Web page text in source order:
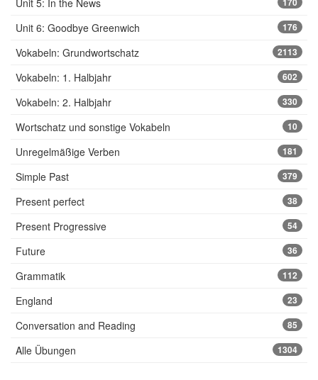
Unit 5: In the News
Unit 6: Goodbye Greenwich 176
Vokabeln: Grundwortschatz 2113
Vokabeln: 1. Halbjahr 602
Vokabeln: 2. Halbjahr 330
Wortschatz und sonstige Vokabeln 10
Unregelmäßige Verben 181
Simple Past 379
Present perfect 38
Present Progressive 54
Future 36
Grammatik 112
England 23
Conversation and Reading 85
Alle Übungen 1304